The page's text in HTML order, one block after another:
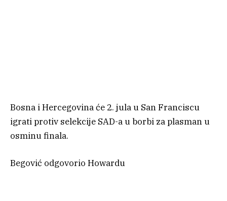
Bosna i Hercegovina će 2. jula u San Franciscu
igrati protiv selekcije SAD-a u borbi za plasman u
osminu finala.
Begović odgovorio Howardu